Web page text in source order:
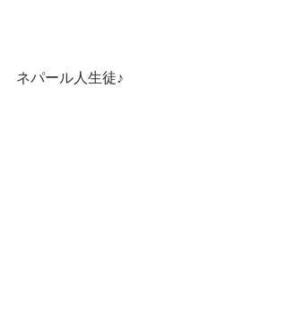
ネパール人生徒♪